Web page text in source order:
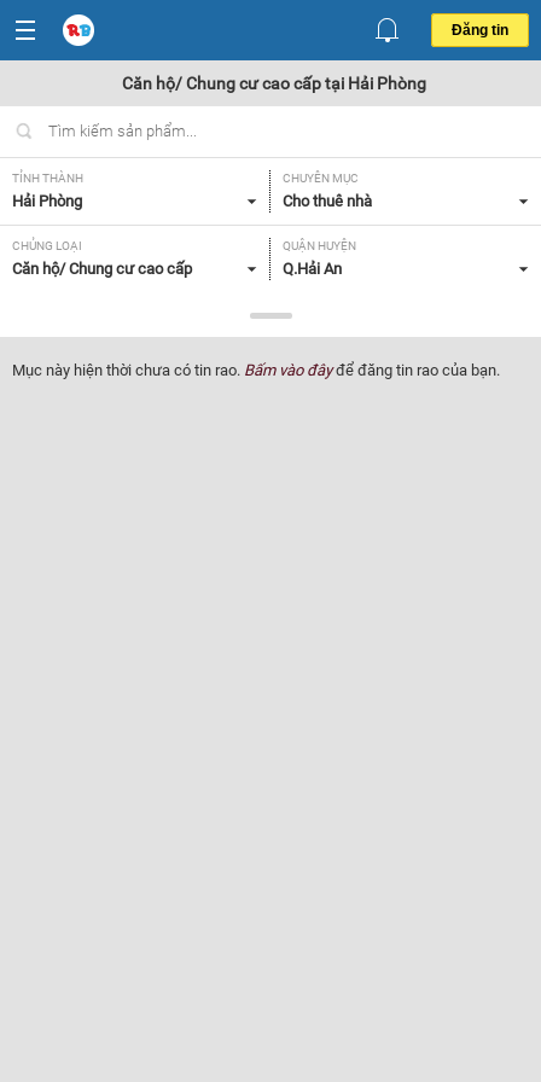
Đăng tin
Căn hộ/ Chung cư cao cấp tại Hải Phòng
TỈNH THÀNH
Hải Phòng
CHUYÊN MỤC
Cho thuê nhà
CHỦNG LOẠI
Căn hộ/ Chung cư cao cấp
QUẬN HUYỆN
Q.Hải An
Tất cả
DIỆN TÍCH
Tất cả
SỐ PHÒNG NGỦ ĐỒ DÙNG TRONG NHÀ
Mục này hiện thời chưa có tin rao. Bấm vào đâyđể đăng tin rao của bạn.